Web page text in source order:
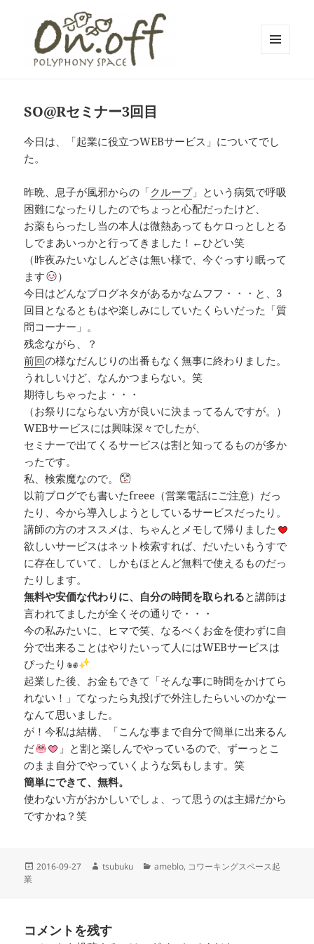
ニースペースオンオフ | 子どもと一
付きリフレッシュ空間・コワーキン
グスペース・シェアスペース・レン
タルスペース・一時預かり保育 | 子
連れでリフレッシュ*カフェのように
くつろぐ*親子イベントも
SO@Rセミナー3回目
今日は、「起業に役立つWEBサービス」についてでし
た。
昨晩、息子が風邪からの「クループ」という病気で呼吸
困難になったりしたのでちょっと心配だったけど、
お薬もらったし当の本人は微熱あってもケロっとしとる
しでまあいっかと行ってきました！←ひどい笑
（昨夜みたいなしんどさは無い様で、今ぐっすり眠って
ます
）
今日はどんなブログネタがあるかなムフフ・・・と、3
回目となるともはや楽しみにしていたくらいだった「質
問コーナー」。
残念ながら、？
前回の様なだんじりの出番もなく無事に終わりました。
うれしいけど、なんかつまらない。笑
期待しちゃったよ・・・
（お祭りにならない方が良いに決まってるんですが。）
WEBサービスには興味深々でしたが、
セミナーで出てくるサービスは割と知ってるものが多か
ったです。
私、検索魔なので。
以前ブログでも書いたfreee（営業電話にご注意）だっ
たり、今から導入しようとしているサービスだったり。
講師の方のオススメは、ちゃんとメモして帰りました
欲しいサービスはネット検索すれば、だいたいもうすで
に存在していて、しかもほとんど無料で使えるものだっ
たりします。
無料や安価な代わりに、自分の時間を取られると講師は
言われてましたが全くその通りで・・・
今の私みたいに、ヒマで笑、なるべくお金を使わずに自
分で出来ることはやりたいって人にはWEBサービスは
ぴったり
起業した後、お金もできて「そんな事に時間をかけてら
れない！」てなったら丸投げで外注したらいいのかなー
なんて思いました。
が！今私は結構、「こんな事まで自分で簡単に出来るん
だ
」と割と楽しんでやっているので、ずーっとこ
のまま自分でやっていくような気もします。笑
簡単にできて、無料。
使わない方がおかしいでしょ、って思うのは主婦だから
ですかね？笑
投
2016-09-27
作
tsubuku
カ
ameblo, コワーキングスペース起
業
コメントを残す